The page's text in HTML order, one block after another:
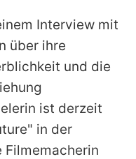
Interview mit
über ihre
und die
ist derzeit
in der
Filmemacherin